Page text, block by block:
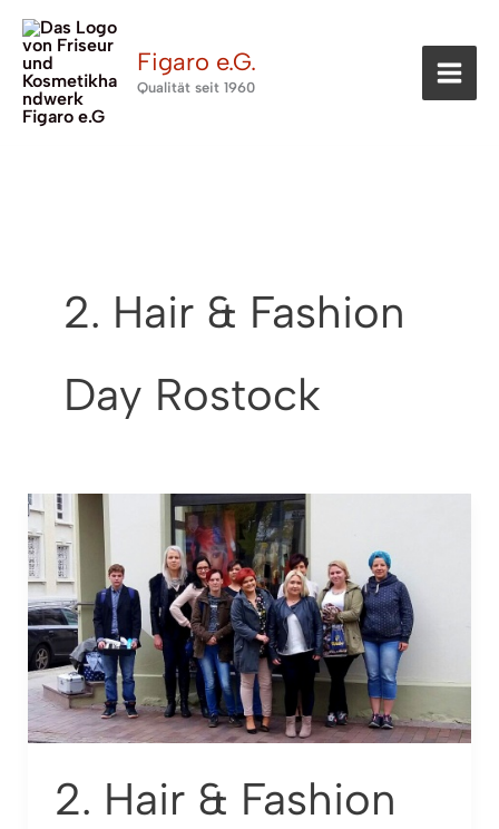
Zum
Inhalt
springen
Figaro e.G.
Qualität seit 1960
2. Hair & Fashion
Day Rostock
2. Hair & Fashion
2.
Hair
&
Fashion
Day
Rostock